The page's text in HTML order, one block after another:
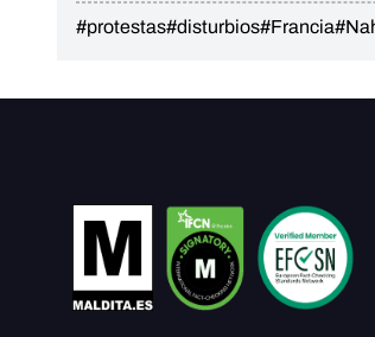
#protestas#disturbios#Francia